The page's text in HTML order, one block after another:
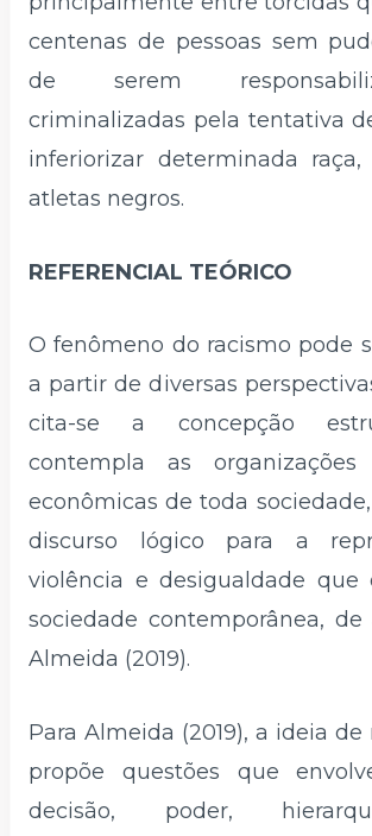
centenas de pessoas sem
de serem
criminalizadas pela tentativa
inferiorizar determinada raça,
atletas negros.
REFERENCIAL TEÓRICO
O fenômeno do racismo pode
a partir de diversas
cita-se a concepção
contempla as
econômicas de toda
discurso lógico para a
violência e desigualdade que
sociedade contemporânea, de
Almeida (2019).
Para Almeida (2019), a ideia de
propõe questões que
decisão, poder,